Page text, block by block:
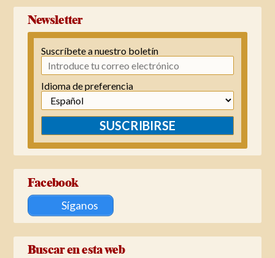
Newsletter
Suscríbete a nuestro boletín
Idioma de preferencia
SUSCRIBIRSE
Facebook
Síganos
Buscar en esta web